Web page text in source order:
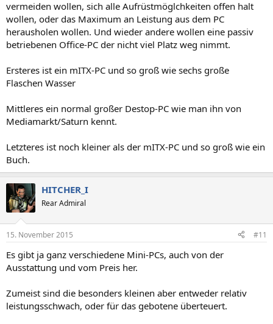
vermeiden wollen, sich alle Aufrüstmöglchkeiten offen halt
wollen, oder das Maximum an Leistung aus dem PC
herausholen wollen. Und wieder andere wollen eine passiv
betriebenen Office-PC der nicht viel Platz weg nimmt.
Ersteres ist ein mITX-PC und so groß wie sechs große
Flaschen Wasser
Mittleres ein normal großer Destop-PC wie man ihn von
Mediamarkt/Saturn kennt.
Letzteres ist noch kleiner als der mITX-PC und so groß wie ein
Buch.
HITCHER_I
Rear Admiral
15. November 2015 #11
Es gibt ja ganz verschiedene Mini-PCs, auch von der
Ausstattung und vom Preis her.
Zumeist sind die besonders kleinen aber entweder relativ
leistungsschwach, oder für das gebotene überteuert.